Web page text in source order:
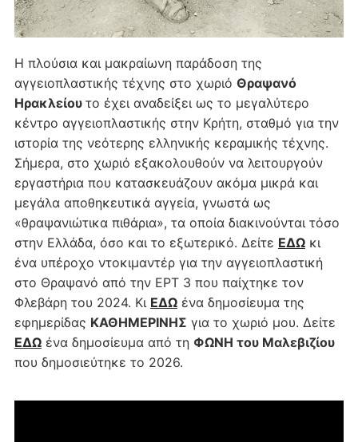
Η πλούσια και μακραίωνη παράδοση της
αγγειοπλαστικής τέχνης στο χωριό Θραψανό
Ηρακλείου το έχει αναδείξει ως το μεγαλύτερο
κέντρο αγγειοπλαστικής στην Κρήτη, σταθμό για την
ιστορία της νεότερης ελληνικής κεραμικής τέχνης.
Σήμερα, στο χωριό εξακολουθούν να λειτουργούν
εργαστήρια που κατασκευάζουν ακόμα μικρά και
μεγάλα αποθηκευτικά αγγεία, γνωστά ως
«θραψανιώτικα πιθάρια», τα οποία διακινούνται τόσο
στην Ελλάδα, όσο και το εξωτερικό. Δείτε ΕΔΩκι
ένα υπέροχο ντοκιμαντέρ για την αγγειοπλαστική
στο Θραψανό από την ΕΡΤ 3 που παίχτηκε τον
Φλεβάρη του 2024. Κι ΕΔΩένα δημοσίευμα της
εφημερίδας ΚΑΘΗΜΕΡΙΝΗΣ για το χωριό μου. Δείτε
ΕΔΩένα δημοσίευμα από τη ΦΩΝΗ του Μαλεβιζίου
που δημοσιεύτηκε το 2026.